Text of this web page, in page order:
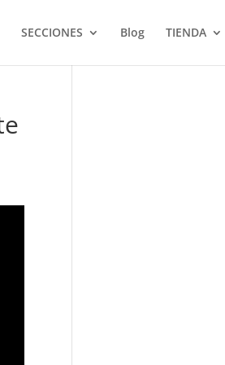
SECCIONES Blog TIENDA